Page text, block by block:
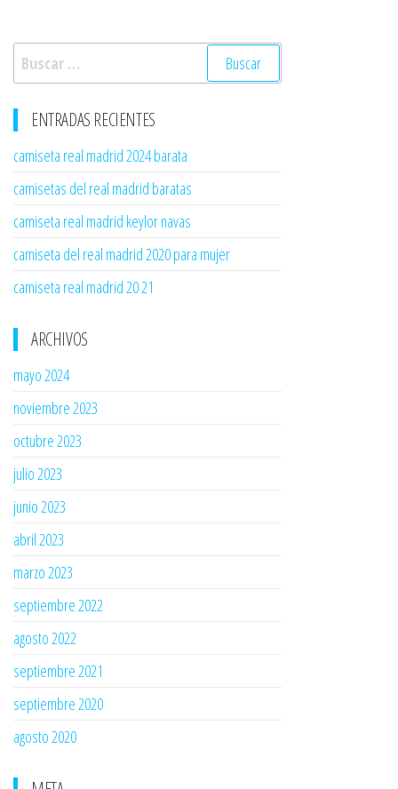
Buscar:
ENTRADAS RECIENTES
camiseta real madrid 2024 barata
camisetas del real madrid baratas
camiseta real madrid keylor navas
camiseta del real madrid 2020 para mujer
camiseta real madrid 20 21
ARCHIVOS
mayo 2024
noviembre 2023
octubre 2023
julio 2023
junio 2023
abril 2023
marzo 2023
septiembre 2022
agosto 2022
septiembre 2021
septiembre 2020
agosto 2020